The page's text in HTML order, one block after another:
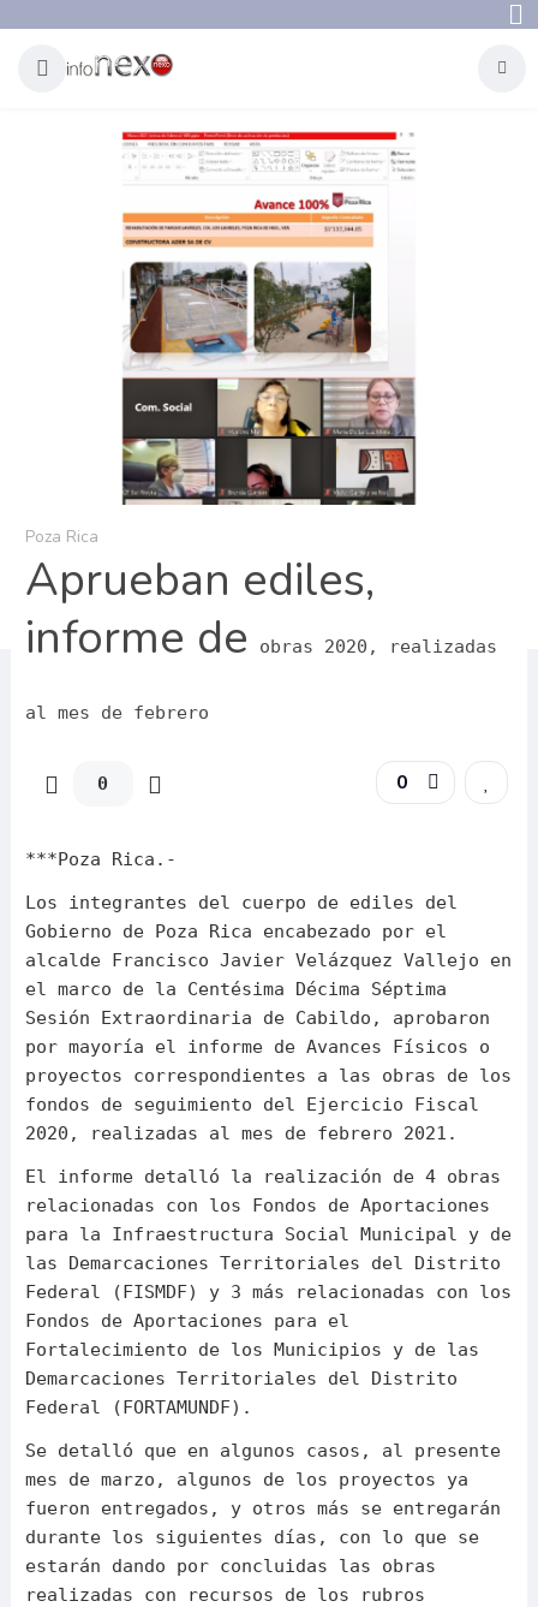
Poza Rica
Aprueban ediles,
informe de
obras 2020, realizadas
al mes de febrero
0 0
***Poza Rica.-
Los integrantes del cuerpo de ediles del
Gobierno de Poza Rica encabezado por el
alcalde Francisco Javier Velázquez Vallejo en
el marco de la Centésima Décima Séptima
Sesión Extraordinaria de Cabildo, aprobaron
por mayoría el informe de Avances Físicos o
proyectos correspondientes a las obras de los
fondos de seguimiento del Ejercicio Fiscal
2020, realizadas al mes de febrero 2021.
El informe detalló la realización de 4 obras
relacionadas con los Fondos de Aportaciones
para la Infraestructura Social Municipal y de
las Demarcaciones Territoriales del Distrito
Federal (FISMDF) y 3 más relacionadas con los
Fondos de Aportaciones para el
Fortalecimiento de los Municipios y de las
Demarcaciones Territoriales del Distrito
Federal (FORTAMUNDF).
Se detalló que en algunos casos, al presente
mes de marzo, algunos de los proyectos ya
fueron entregados, y otros más se entregarán
durante los siguientes días, con lo que se
estarán dando por concluidas las obras
realizadas con recursos de los rubros